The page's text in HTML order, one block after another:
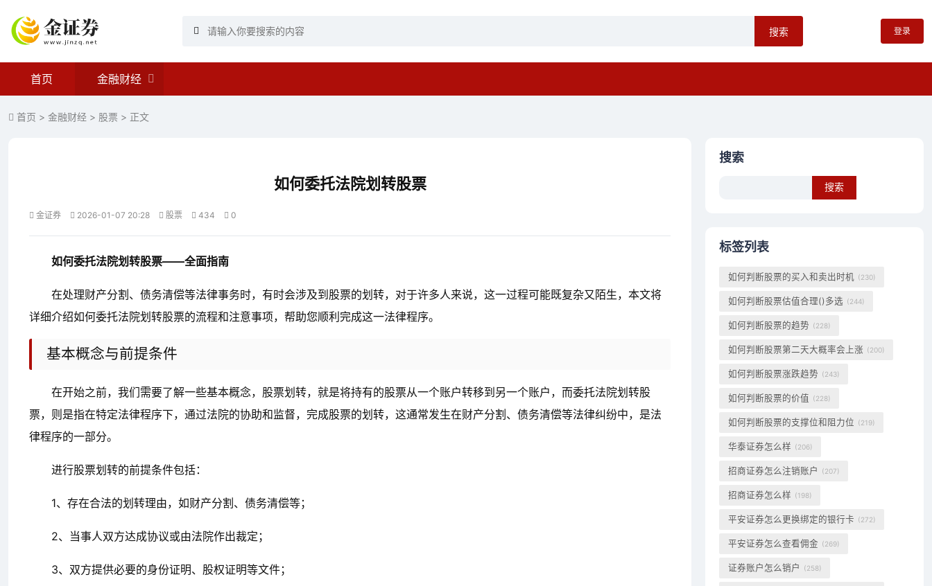
搜索 登录
首页 金融财经
首页 > 金融财经 > 股票 > 正文
如何委托法院划转股票
金证券 2026-01-07 20:28 股票 434 0
如何委托法院划转股票——全面指南
在处理财产分割、债务清偿等法律事务时，有时会涉及到股票的划转，对于许多人来说，这一过程可能既复杂又陌生，本文将
详细介绍如何委托法院划转股票的流程和注意事项，帮助您顺利完成这一法律程序。
基本概念与前提条件
在开始之前，我们需要了解一些基本概念，股票划转，就是将持有的股票从一个账户转移到另一个账户，而委托法院划转股
票，则是指在特定法律程序下，通过法院的协助和监督，完成股票的划转，这通常发生在财产分割、债务清偿等法律纠纷中，是法
律程序的一部分。
进行股票划转的前提条件包括：
1、存在合法的划转理由，如财产分割、债务清偿等；
2、当事人双方达成协议或由法院作出裁定；
3、双方提供必要的身份证明、股权证明等文件；
搜索
标签列表
如何判断股票的买入和卖出时机 (230)
如何判断股票估值合理()多选 (244)
如何判断股票的趋势 (228)
如何判断股票第二天大概率会上涨 (200)
如何判断股票涨跌趋势 (243)
如何判断股票的价值 (228)
如何判断股票的支撑位和阻力位 (219)
华泰证券怎么样 (206)
招商证券怎么注销账户 (207)
招商证券怎么样 (198)
平安证券怎么更换绑定的银行卡 (272)
平安证券怎么查看佣金 (269)
证券账户怎么销户 (258)